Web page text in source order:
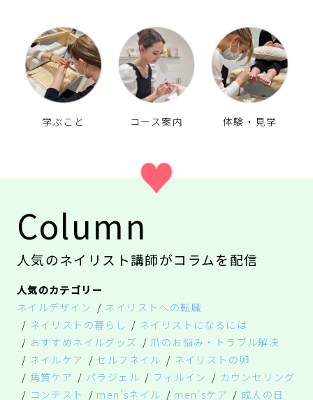
学ぶこと コース案内 体験・見学
Column
人気のネイリスト講師がコラムを配信
人気のカテゴリー
ネイルデザイン
ネイリストへの転職
ネイリストの暮らし
ネイリストになるには
おすすめネイルグッズ
爪のお悩み・トラブル解決
ネイルケア
セルフネイル
ネイリストの卵
角質ケア
パラジェル フィルイン
カウンセリング
コンテスト
men'sネイル men'sケア
成人の日